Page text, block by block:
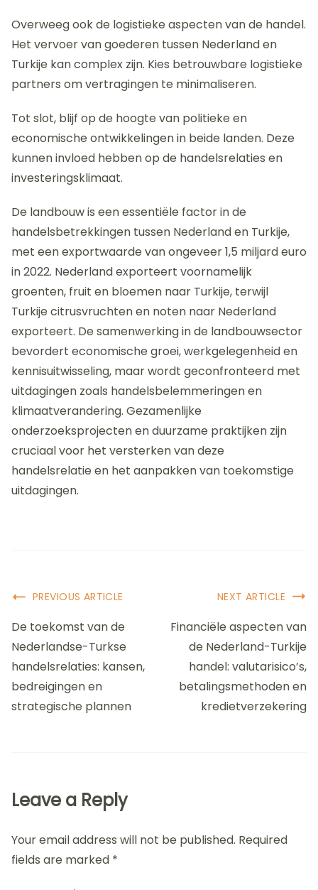
Overweeg ook de logistieke aspecten van de handel.
Het vervoer van goederen tussen Nederland en
Turkije kan complex zijn. Kies betrouwbare logistieke
partners om vertragingen te minimaliseren.
Tot slot, blijf op de hoogte van politieke en
economische ontwikkelingen in beide landen. Deze
kunnen invloed hebben op de handelsrelaties en
investeringsklimaat.
De landbouw is een essentiële factor in de
handelsbetrekkingen tussen Nederland en Turkije,
met een exportwaarde van ongeveer 1,5 miljard euro
in 2022. Nederland exporteert voornamelijk
groenten, fruit en bloemen naar Turkije, terwijl
Turkije citrusvruchten en noten naar Nederland
exporteert. De samenwerking in de landbouwsector
bevordert economische groei, werkgelegenheid en
kennisuitwisseling, maar wordt geconfronteerd met
uitdagingen zoals handelsbelemmeringen en
klimaatverandering. Gezamenlijke
onderzoeksprojecten en duurzame praktijken zijn
cruciaal voor het versterken van deze
handelsrelatie en het aanpakken van toekomstige
uitdagingen.
Post
Navigation
PREVIOUS ARTICLE
De toekomst van de
Nederlandse-Turkse
handelsrelaties: kansen,
bedreigingen en
strategische plannen
NEXT ARTICLE
Financiële aspecten van
de Nederland-Turkije
handel: valutarisico’s,
betalingsmethoden en
kredietverzekering
Leave a Reply
Your email address will not be published. Required
fields are marked *